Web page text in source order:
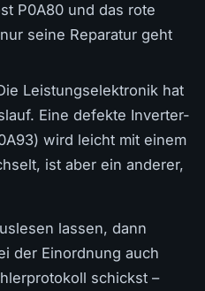
P0A80 und das rote
seine Reparatur geht
Leistungselektronik hat
Eine defekte Inverter-
wird leicht mit einem
ist aber ein anderer,
lassen, dann
der Einordnung auch
schickst –